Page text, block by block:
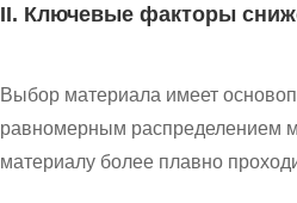
II. Ключевые факторы
Выбор материала имеет
равномерным распределением
материалу более плавно